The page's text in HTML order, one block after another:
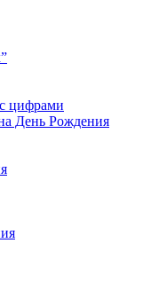
цифрами
День Рождения